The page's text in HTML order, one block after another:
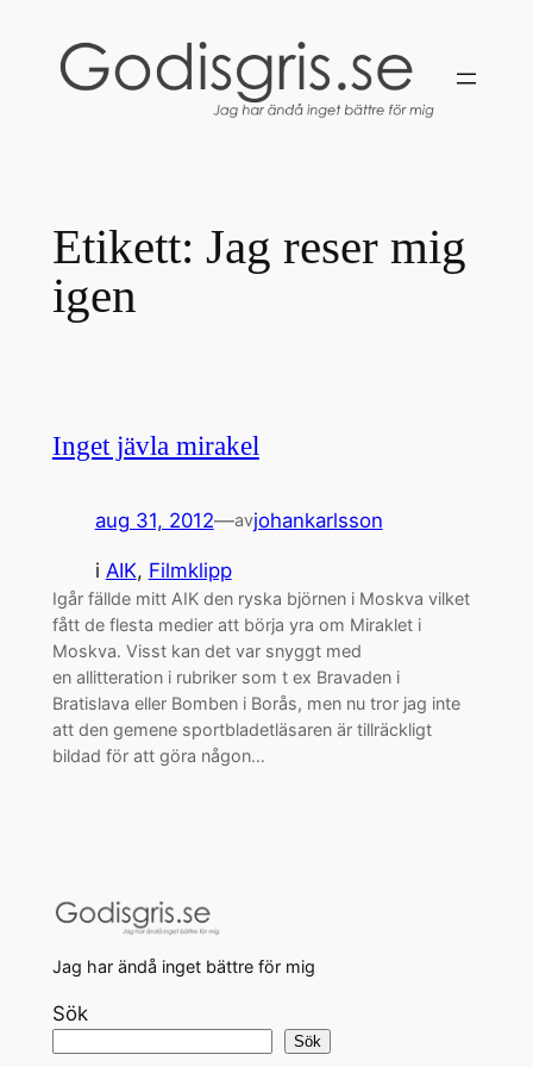
innehåll
Etikett: Jag reser mig
igen
Inget jävla mirakel
aug 31, 2012—avjohankarlsson
i AIK, Filmklipp
Igår fällde mitt AIK den ryska björnen i Moskva vilket
fått de flesta medier att börja yra om Miraklet i
Moskva. Visst kan det var snyggt med
en allitteration i rubriker som t ex Bravaden i
Bratislava eller Bomben i Borås, men nu tror jag inte
att den gemene sportbladetläsaren är tillräckligt
bildad för att göra någon…
Jag har ändå inget bättre för mig
Sök
Sök